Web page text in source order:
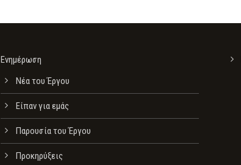
Ενημέρωση
Νέα του Έργου
Είπαν για εμάς
Παρουσία του Έργου
Προκηρύξεις